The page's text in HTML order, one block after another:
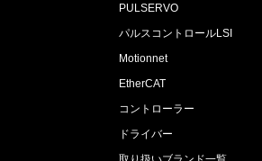
PULSERVO
パルスコントロールLSI
Motionnet
EtherCAT
コントローラー
ドライバー